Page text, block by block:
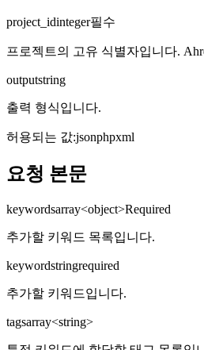
project_idinteger필수
프로젝트의 고유 식별자입니다.
outputstring
출력 형식입니다.
허용되는 값:jsonphpxml
요청 본문
keywordsarray<object>Required
추가할 키워드 목록입니다.
keywordstringrequired
추가할 키워드입니다.
tagsarray<string>